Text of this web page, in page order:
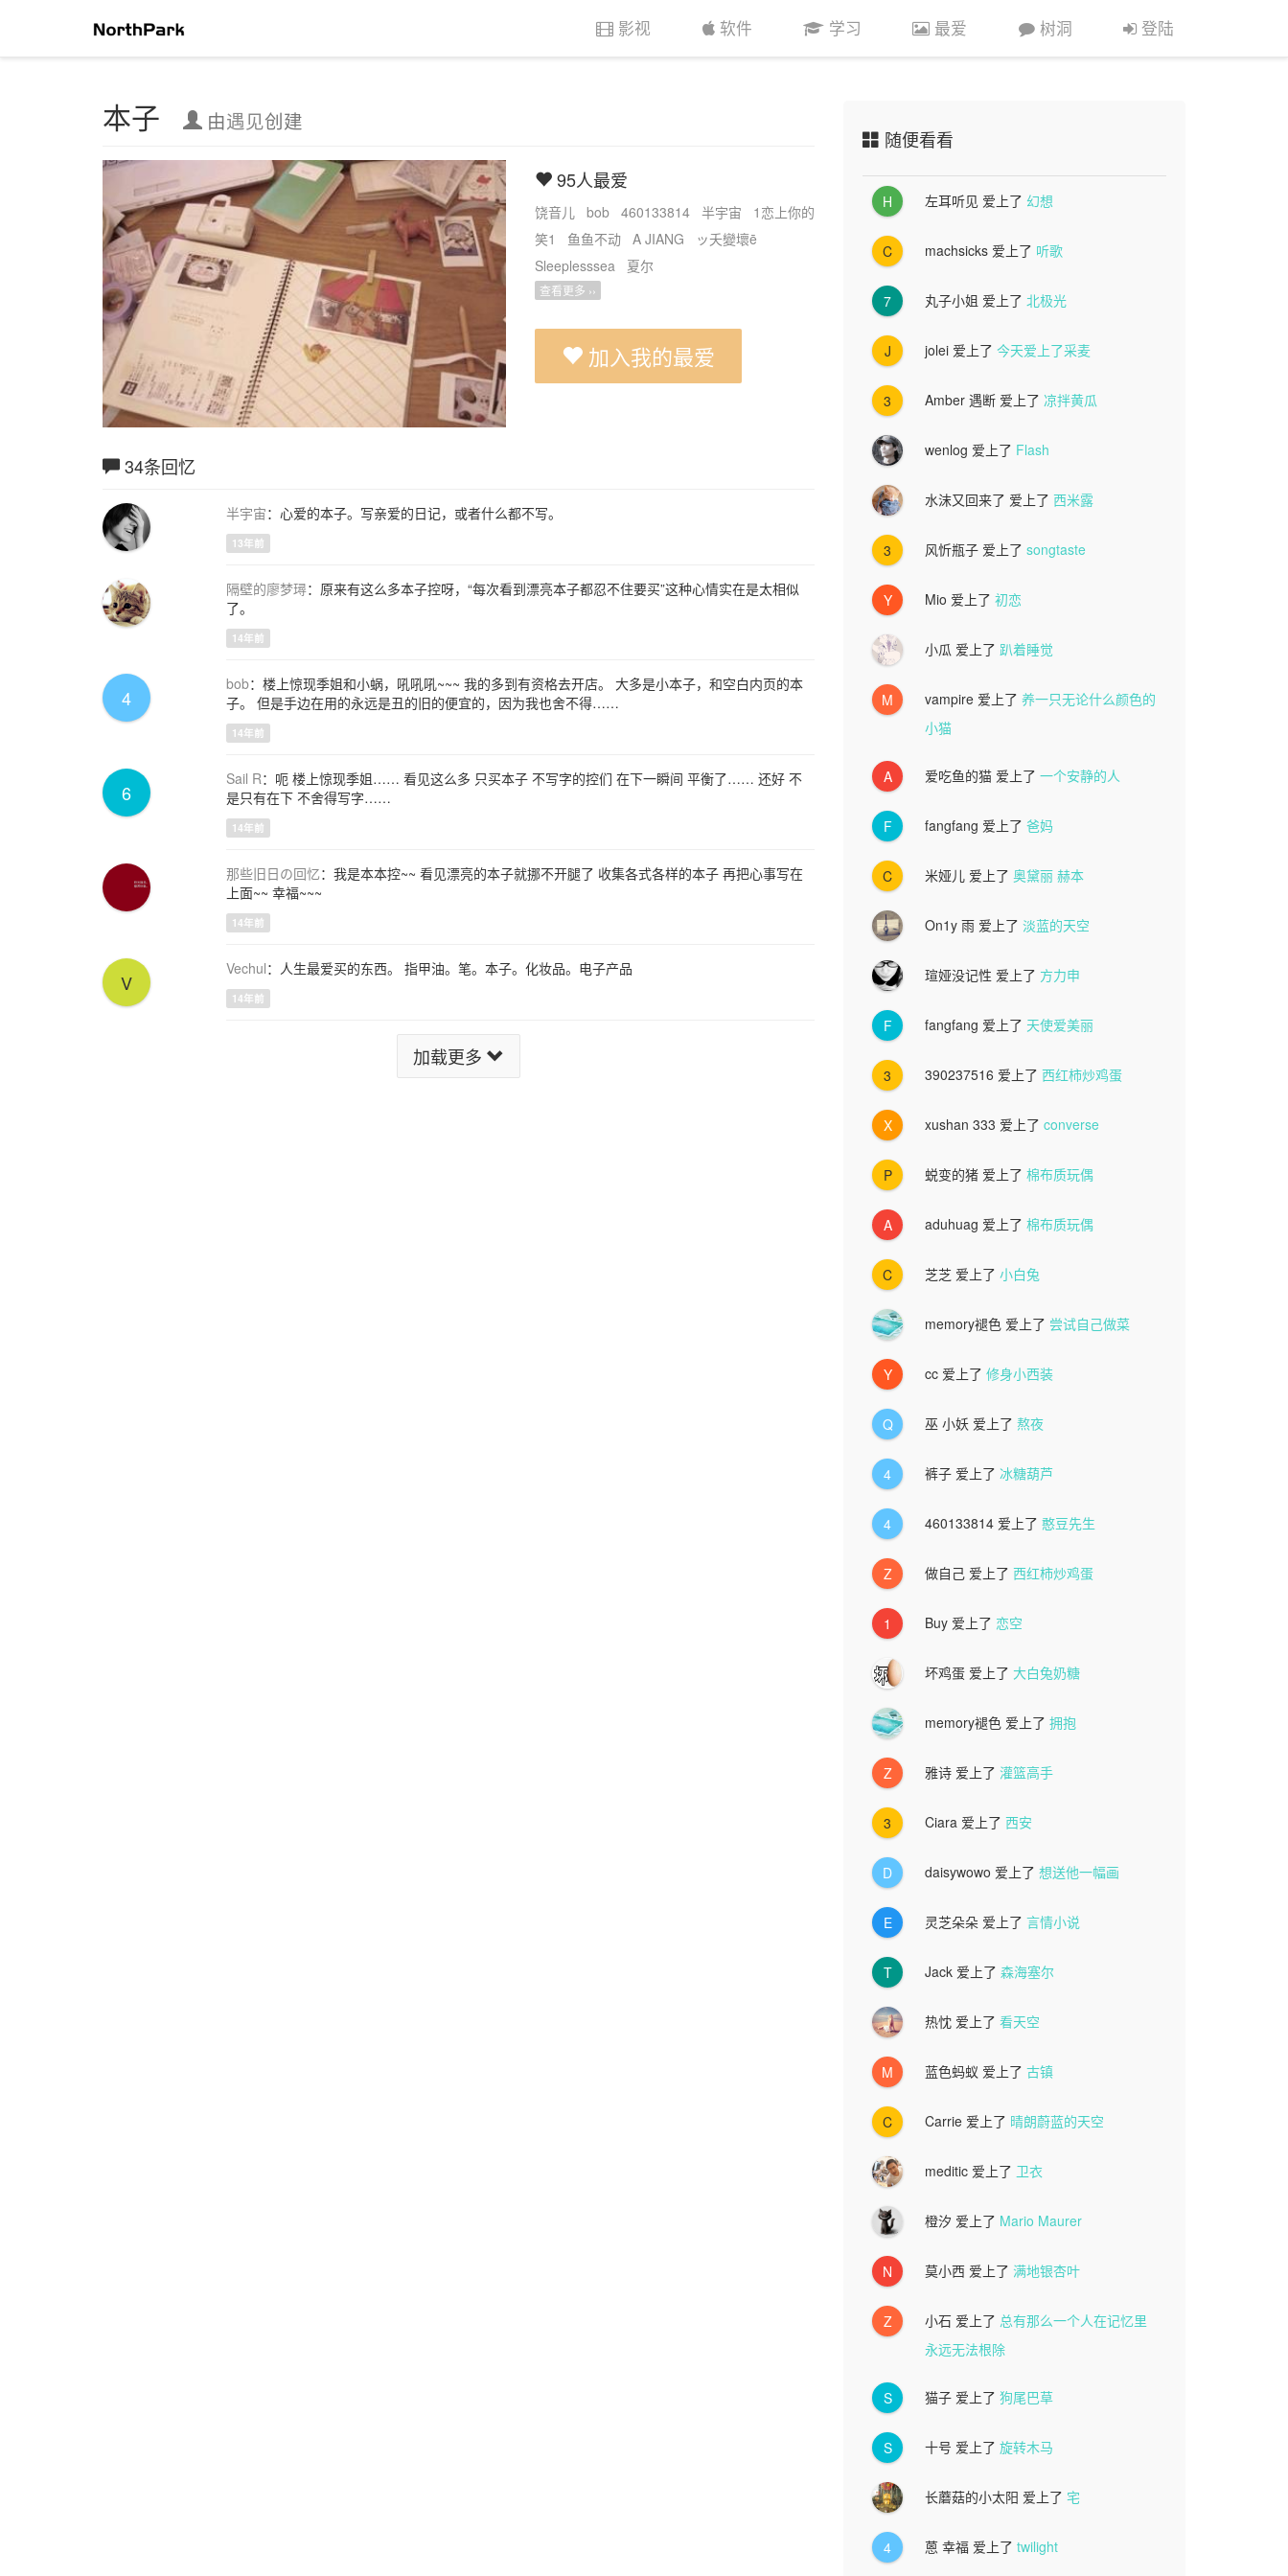
影视 软件 学习 最爱 树洞 登陆
本子 由遇见创建
95人最爱
饶音儿 bob 460133814 半宇宙
1恋上你的
笑1
鱼鱼不动 A JIANG
ッ夭變壞ē
Sleeplesssea
夏尔
查看更多 ››
加入我的最爱
34条回忆
半宇宙：心爱的本子。写亲爱的日记，或者什么都不写。
13年前
隔壁的廖梦璕：原来有这么多本子控呀，“每次看到漂亮本子都忍不住要买”这种心情实在是太相似
了。
14年前
4
bob：楼上惊现季姐和小蜗，吼吼吼~~~ 我的多到有资格去开店。 大多是小本子，和空白内页的本
子。 但是手边在用的永远是丑的旧的便宜的，因为我也舍不得……
14年前
6
Sail R：呃 楼上惊现季姐…… 看见这么多 只买本子 不写字的控们 在下一瞬间 平衡了…… 还好 不
是只有在下 不舍得写字……
14年前
那些旧日の回忆：我是本本控~~ 看见漂亮的本子就挪不开腿了 收集各式各样的本子 再把心事写在
上面~~ 幸福~~~
14年前
V
Vechul：人生最爱买的东西。 指甲油。笔。本子。化妆品。电子产品
14年前
加载更多
随便看看
H 左耳听见爱上了 幻想
C machsicks爱上了 听歌
7 丸子小姐 爱上了 北极光
J jolei爱上了 今天爱上了采麦
3 Amber 遇断爱上了 凉拌黄瓜
wenlog 爱上了 Flash
水沫又回来了 爱上了 西米露
3 风忻瓶子爱上了 songtaste
Y Mio 爱上了 初恋
小瓜 爱上了 趴着睡觉
M vampire爱上了 养一只无论什么颜色的
小猫
A 爱吃鱼的猫爱上了 一个安静的人
F fangfang 爱上了 爸妈
C 米娅儿爱上了 奥黛丽 赫本
On1y 雨爱上了 淡蓝的天空
瑄娅没记性 爱上了 方力申
F fangfang 爱上了 天使爱美丽
3 390237516 爱上了 西红柿炒鸡蛋
X xushan 333 爱上了 converse
P 蜕变的猪爱上了 棉布质玩偶
A aduhuag 爱上了 棉布质玩偶
C 芝芝爱上了 小白兔
memory褪色爱上了 尝试自己做菜
Y cc爱上了 修身小西装
Q 巫 小妖爱上了 熬夜
4 裤子爱上了 冰糖葫芦
4 460133814爱上了 憨豆先生
Z 做自己爱上了 西红柿炒鸡蛋
1 Buy爱上了 恋空
坏鸡蛋爱上了 大白兔奶糖
memory褪色爱上了 拥抱
Z 雅诗爱上了 灌篮高手
3 Ciara爱上了 西安
D daisywowo 爱上了 想送他一幅画
E 灵芝朵朵 爱上了 言情小说
T Jack爱上了 森海塞尔
热忱爱上了 看天空
M 蓝色蚂蚁 爱上了 古镇
C Carrie爱上了 晴朗蔚蓝的天空
meditic爱上了 卫衣
橙汐 爱上了 Mario Maurer
N 莫小西爱上了 满地银杏叶
Z 小石 爱上了 总有那么一个人在记忆里
永远无法根除
S 猫子爱上了 狗尾巴草
S 十号 爱上了 旋转木马
长蘑菇的小太阳 爱上了 宅
4 蒽 幸福爱上了 twilight